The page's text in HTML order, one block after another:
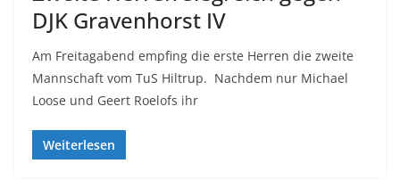
DJK Gravenhorst IV
Am Freitagabend empfing die erste Herren die zweite
Mannschaft vom TuS Hiltrup. Nachdem nur Michael
Loose und Geert Roelofs ihr
Weiterlesen